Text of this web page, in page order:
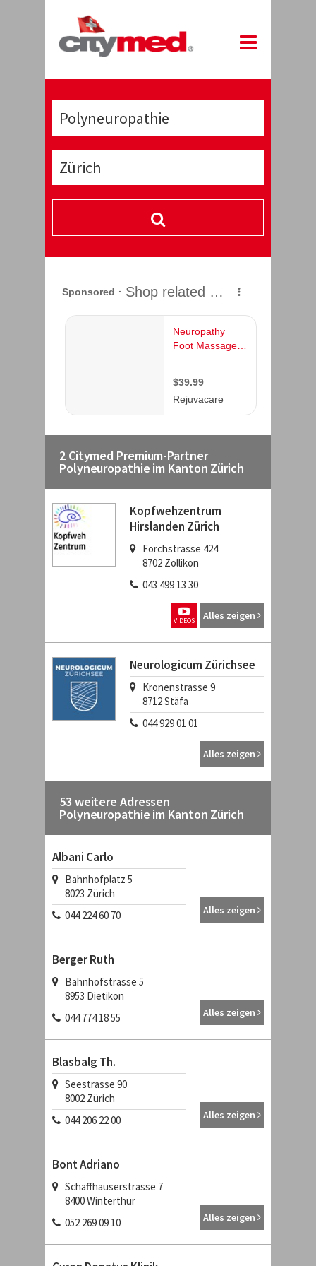
2 Citymed Premium-Partner
Polyneuropathie im Kanton Zürich
Kopfwehzentrum
Hirslanden Zürich
Forchstrasse 424
8702 Zollikon
043 499 13 30
Alles zeigen
VIDEOS
Neurologicum Zürichsee
Kronenstrasse 9
8712Stäfa
044 929 01 01
Alles zeigen
53 weitere Adressen
Polyneuropathie im Kanton Zürich
Albani Carlo
Bahnhofplatz 5
8023 Zürich
044 224 60 70
Alles zeigen
Berger Ruth
Bahnhofstrasse 5
8953 Dietikon
044 774 18 55
Alles zeigen
Blasbalg Th.
Seestrasse 90
8002 Zürich
044 206 22 00
Alles zeigen
Bont Adriano
Schaffhauserstrasse 7
8400Winterthur
052 269 09 10
Alles zeigen